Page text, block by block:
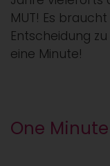
MUT! Es
Entscheidung
eine Minute!
One